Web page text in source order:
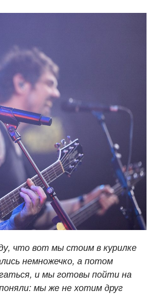
что вот мы стоим в курилке
немножечко, а потом
и мы готовы пойти на
мы же не хотим друг